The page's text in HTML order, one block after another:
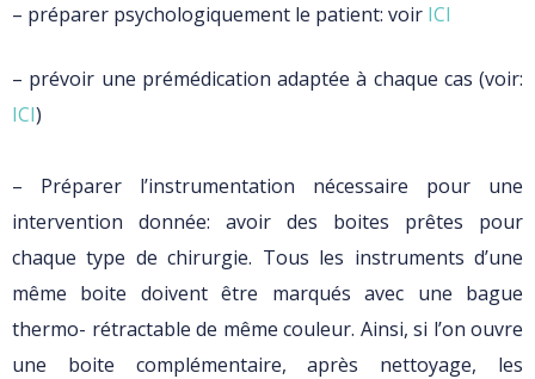
– préparer psychologiquement le patient: voir ICI
– prévoir une prémédication adaptée à chaque cas (voir:
ICI)
– Préparer l’instrumentation nécessaire pour une
intervention donnée: avoir des boites prêtes pour
chaque type de chirurgie. Tous les instruments d’une
même boite doivent être marqués avec une bague
thermo- rétractable de même couleur. Ainsi, si l’on ouvre
une boite complémentaire, après nettoyage, les